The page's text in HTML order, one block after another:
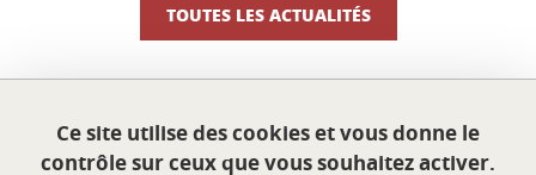
TOUTES LES ACTUALITÉS
École doctorale Sciences économiques
Ce site utilise des cookies et vous donne le
contrôle sur ceux que vous souhaitez activer.